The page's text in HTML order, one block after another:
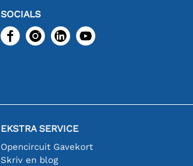
SOCIALS
EKSTRA SERVICE
Opencircuit Gavekort
Skriv en blog